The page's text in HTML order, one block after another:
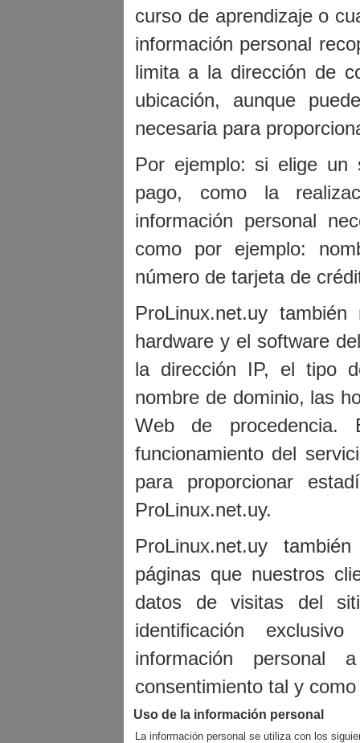
curso de aprendizaje o
información personal
limita a la dirección de
ubicación, aunque
necesaria para
Por ejemplo: si elige un
pago, como la
información personal
como por ejemplo:
número de tarjeta de
ProLinux.net.uy
hardware y el software
la dirección IP, el tipo
nombre de dominio, las
Web de procedencia.
funcionamiento del
para proporcionar
ProLinux.net.uy.
ProLinux.net.uy
páginas que nuestros
datos de visitas del
identificación
información
consentimiento tal y
Uso de la información personal
La información personal se utiliza con los